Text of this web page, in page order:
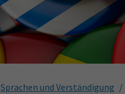
Sprachen und Verständigung